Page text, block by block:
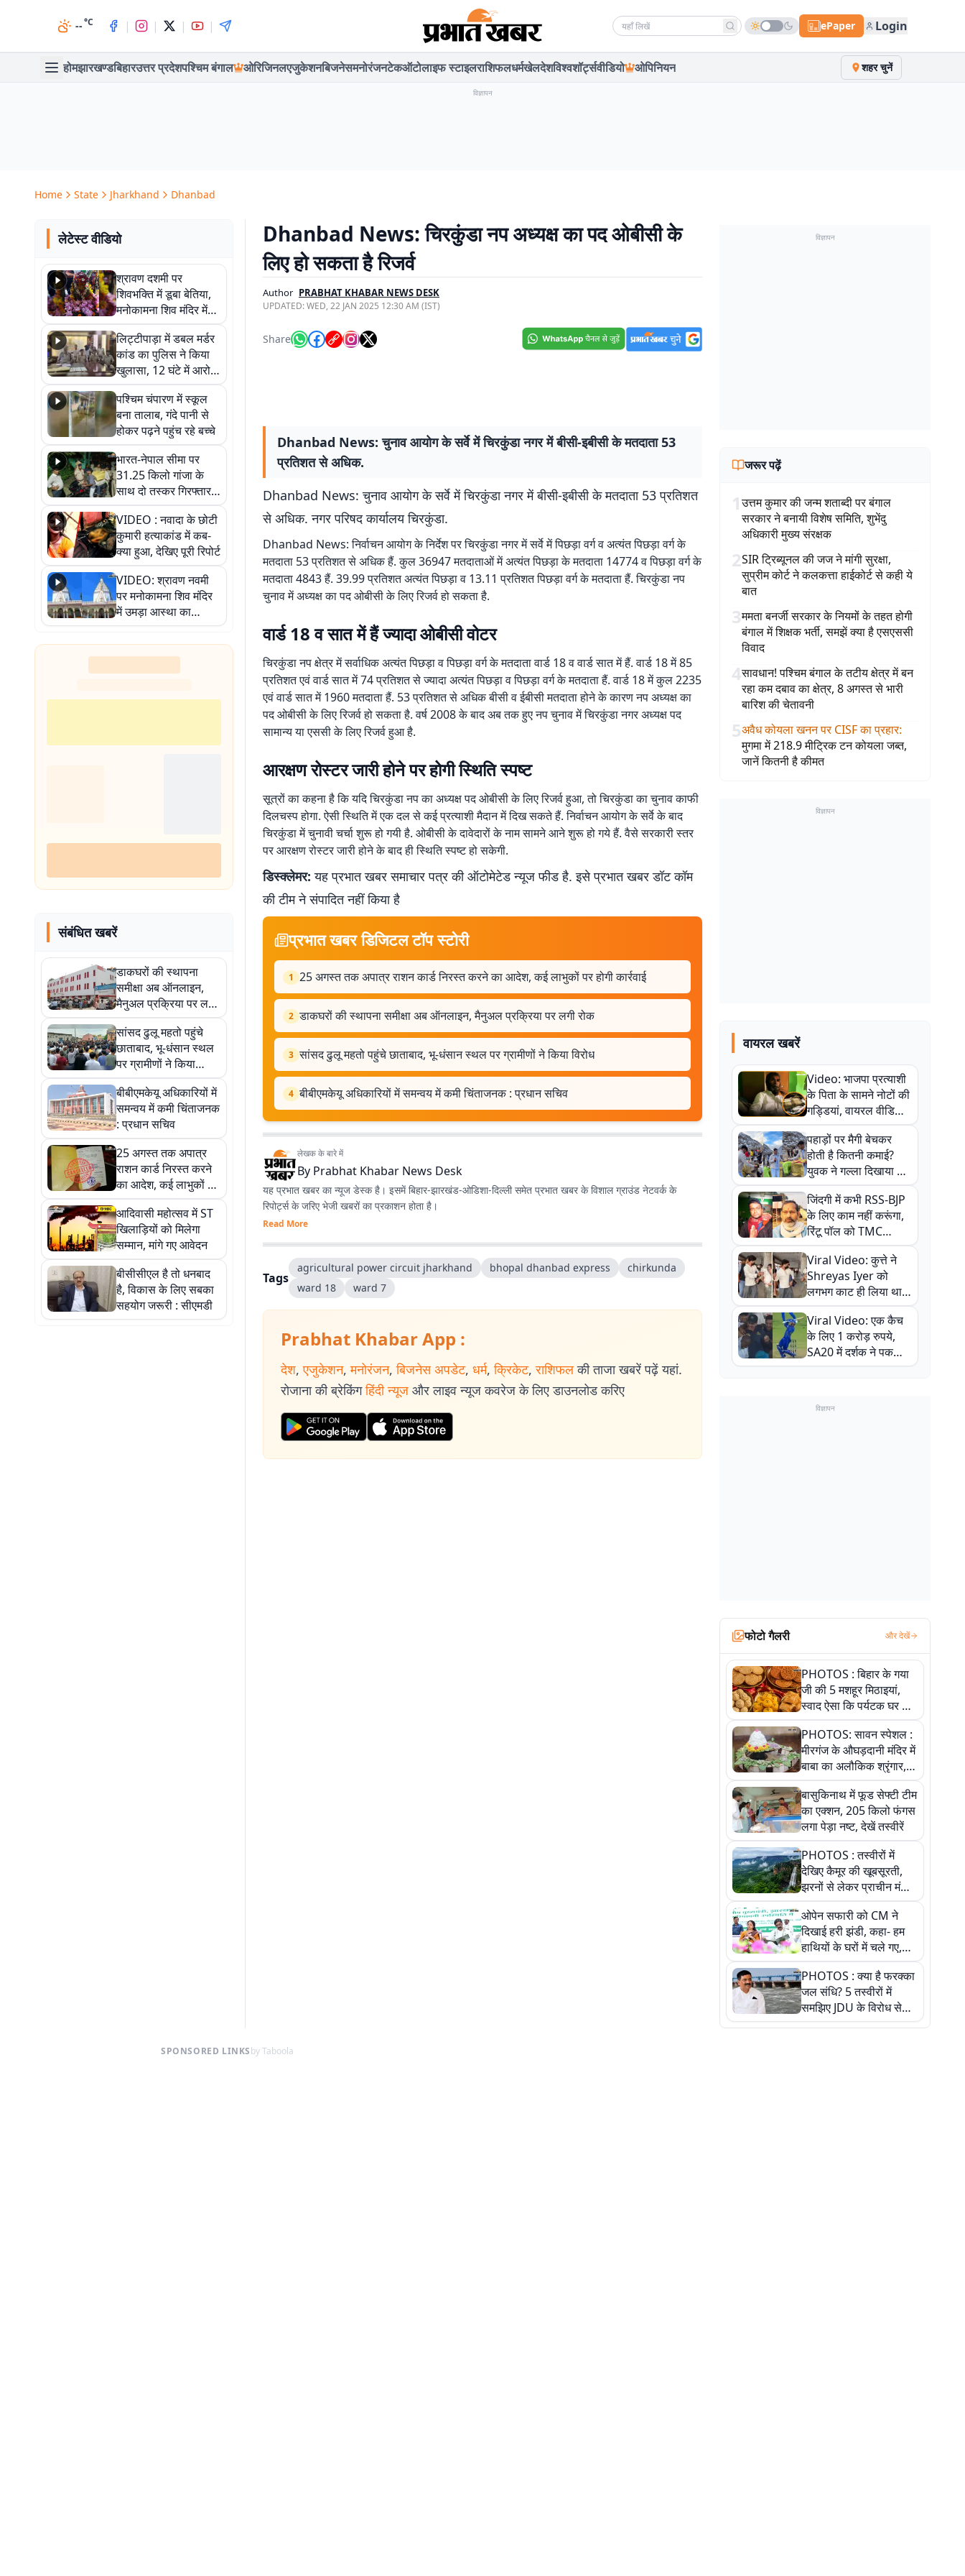
--°C | | | | Search news ePaper Login
होमझारखण्डबिहारउत्तर प्रदेशपश्चिम बंगाल ओरिजिनलएजुकेशनबिजनेसमनोरंजनटेकऑटोलाइफ स्टाइलराशिफलधर्मखेलदेशविश्वशॉर्ट्सवीडियो ओपिनियन शहर चुनें
विज्ञापन
Home State Jharkhand Dhanbad
लेटेस्ट वीडियो
श्रावण दशमी पर
शिवभक्ति में डूबा बेतिया,
मनोकामना शिव मंदिर में
हुआ भव्य श्रृंगार
लिट्टीपाड़ा में डबल मर्डर
कांड का पुलिस ने किया
खुलासा, 12 घंटे में आरोपी
गिरफ्तार
पश्चिम चंपारण में स्कूल
बना तालाब, गंदे पानी से
होकर पढ़ने पहुंच रहे बच्चे
भारत-नेपाल सीमा पर
31.25 किलो गांजा के
साथ दो तस्कर गिरफ्तार,
नेपाली नंबर की बाइक
जब्त
VIDEO : नवादा के छोटी
कुमारी हत्याकांड में कब-
क्या हुआ, देखिए पूरी रिपोर्ट
VIDEO: श्रावण नवमी
पर मनोकामना शिव मंदिर
में उमड़ा आस्था का
सैलाब, हर-हर महादेव के
जयघोष से गूंजा परिसर
संबंधित खबरें
डाकघरों की स्थापना
समीक्षा अब ऑनलाइन,
मैनुअल प्रक्रिया पर लगी
रोक
सांसद ढुलू महतो पहुंचे
छाताबाद, भू-धंसान स्थल
पर ग्रामीणों ने किया
विरोध
बीबीएमकेयू अधिकारियों में
समन्वय में कमी चिंताजनक
: प्रधान सचिव
25 अगस्त तक अपात्र
राशन कार्ड निरस्त करने
का आदेश, कई लाभुकों पर
होगी कार्रवाई
आदिवासी महोत्सव में ST
खिलाड़ियों को मिलेगा
सम्मान, मांगे गए आवेदन
बीसीसीएल है तो धनबाद
है, विकास के लिए सबका
सहयोग जरूरी : सीएमडी
Dhanbad News: चिरकुंडा नप अध्यक्ष का पद ओबीसी के
लिए हो सकता है रिजर्व
Author PRABHAT KHABAR NEWS DESK
UPDATED:WED, 22 JAN 2025 12:30 AM (IST)
Share
Dhanbad News: चुनाव आयोग के सर्वे में चिरकुंडा नगर में बीसी-इबीसी के मतदाता 53
प्रतिशत से अधिक.
Dhanbad News: चुनाव आयोग के सर्वे में चिरकुंडा नगर में बीसी-इबीसी के मतदाता 53 प्रतिशत
से अधिक. नगर परिषद कार्यालय चिरकुंडा.
Dhanbad News: निर्वाचन आयोग के निर्देश पर चिरकुंडा नगर में सर्वे में पिछड़ा वर्ग व अत्यंत पिछड़ा वर्ग के
मतदाता 53 प्रतिशत से अधिक हैं. कुल 36947 मतदाताओं में अत्यंत पिछड़ा के मतदाता 14774 व पिछड़ा वर्ग के
मतदाता 4843 हैं. 39.99 प्रतिशत अत्यंत पिछड़ा व 13.11 प्रतिशत पिछड़ा वर्ग के मतदाता हैं. चिरकुंडा नप
चुनाव में अध्यक्ष का पद ओबीसी के लिए रिजर्व हो सकता है.
वार्ड 18 व सात में हैं ज्यादा ओबीसी वोटर
चिरकुंडा नप क्षेत्र में सर्वाधिक अत्यंत पिछड़ा व पिछड़ा वर्ग के मतदाता वार्ड 18 व वार्ड सात में हैं. वार्ड 18 में 85
प्रतिशत एवं वार्ड सात में 74 प्रतिशत से ज्यादा अत्यंत पिछड़ा व पिछड़ा वर्ग के मतदाता हैं. वार्ड 18 में कुल 2235
एवं वार्ड सात में 1960 मतदाता हैं. 53 प्रतिशत से अधिक बीसी व ईबीसी मतदाता होने के कारण नप अध्यक्ष का
पद ओबीसी के लिए रिजर्व हो सकता है. वर्ष 2008 के बाद अब तक हुए नप चुनाव में चिरकुंडा नगर अध्यक्ष पद
सामान्य या एससी के लिए रिजर्व हुआ है.
आरक्षण रोस्टर जारी होने पर होगी स्थिति स्पष्ट
सूत्रों का कहना है कि यदि चिरकुंडा नप का अध्यक्ष पद ओबीसी के लिए रिजर्व हुआ, तो चिरकुंडा का चुनाव काफी
दिलचस्प होगा. ऐसी स्थिति में एक दल से कई प्रत्याशी मैदान में दिख सकते हैं. निर्वाचन आयोग के सर्वे के बाद
चिरकुंडा में चुनावी चर्चा शुरू हो गयी है. ओबीसी के दावेदारों के नाम सामने आने शुरू हो गये हैं. वैसे सरकारी स्तर
पर आरक्षण रोस्टर जारी होने के बाद ही स्थिति स्पष्ट हो सकेगी.
डिस्क्लेमर: यह प्रभात खबर समाचार पत्र की ऑटोमेटेड न्यूज फीड है. इसे प्रभात खबर डॉट कॉम
की टीम ने संपादित नहीं किया है
प्रभात खबर डिजिटल टॉप स्टोरी
1 25 अगस्त तक अपात्र राशन कार्ड निरस्त करने का आदेश, कई लाभुकों पर होगी कार्रवाई
2 डाकघरों की स्थापना समीक्षा अब ऑनलाइन, मैनुअल प्रक्रिया पर लगी रोक
3 सांसद ढुलू महतो पहुंचे छाताबाद, भू-धंसान स्थल पर ग्रामीणों ने किया विरोध
4 बीबीएमकेयू अधिकारियों में समन्वय में कमी चिंताजनक : प्रधान सचिव
लेखक के बारे में
By Prabhat Khabar News Desk
यह प्रभात खबर का न्यूज डेस्क है। इसमें बिहार-झारखंड-ओडिशा-दिल्‍ली समेत प्रभात खबर के विशाल ग्राउंड नेटवर्क के
रिपोर्ट्स के जरिए भेजी खबरों का प्रकाशन होता है।
Read More
Tags
agricultural power circuit jharkhand bhopal dhanbad express
chirkunda
ward 18
ward 7
Prabhat Khabar App :
देश, एजुकेशन, मनोरंजन, बिजनेस अपडेट, धर्म, क्रिकेट, राशिफल की ताजा खबरें पढ़ें यहां.
रोजाना की ब्रेकिंग हिंदी न्यूज और लाइव न्यूज कवरेज के लिए डाउनलोड करिए
विज्ञापन
जरूर पढ़ें
1उत्तम कुमार की जन्म शताब्दी पर बंगाल
सरकार ने बनायी विशेष समिति, शुभेंदु
अधिकारी मुख्य संरक्षक
2SIR ट्रिब्यूनल की जज ने मांगी सुरक्षा,
सुप्रीम कोर्ट ने कलकत्ता हाईकोर्ट से कही ये
बात
3ममता बनर्जी सरकार के नियमों के तहत होगी
बंगाल में शिक्षक भर्ती, समझें क्या है एसएससी
विवाद
4सावधान! पश्चिम बंगाल के तटीय क्षेत्र में बन
रहा कम दबाव का क्षेत्र, 8 अगस्त से भारी
बारिश की चेतावनी
5अवैध कोयला खनन पर CISF का प्रहार:
मुगमा में 218.9 मीट्रिक टन कोयला जब्त,
जानें कितनी है कीमत
विज्ञापन
वायरल खबरें
Video: भाजपा प्रत्याशी
के पिता के सामने नोटों की
गड्डियां, वायरल वीडियो
से राजनीति में उबाल,
अजित महतो बोले- TMC
की गंदी चाल
पहाड़ों पर मैगी बेचकर
होती है कितनी कमाई?
युवक ने गल्ला दिखाया तो
नौकरी वालों के खड़े हो गए
कान
जिंदगी में कभी RSS-BJP
के लिए काम नहीं करूंगा,
रिंटू पॉल को TMC
ऑफिस में ले जाकर पीटा,
Video वायरल
Viral Video: कुत्ते ने
Shreyas Iyer को
लगभग काट ही लिया था,
न्यूजीलैंड सीरीज से पहले
बाल-बाल बचे
Viral Video: एक कैच
के लिए 1 करोड़ रुपये,
SA20 में दर्शक ने पकड़ा
एक हाथ से गजब का कैच
विज्ञापन
फोटो गैलरी और देखें
PHOTOS : बिहार के गया
जी की 5 मशहूर मिठाइयां,
स्वाद ऐसा कि पर्यटक घर ले
जाना नहीं भूलते, तस्वीरों में
देखें
PHOTOS: सावन स्पेशल :
मीरगंज के औघड़दानी मंदिर में
बाबा का अलौकिक श्रृंगार,
तस्वीरों में देखें महादेव के कई
मनमोहक स्वरूप
बासुकिनाथ में फूड सेफ्टी टीम
का एक्शन, 205 किलो फंगस
लगा पेड़ा नष्ट, देखें तस्वीरें
PHOTOS : तस्वीरों में
देखिए कैमूर की खूबसूरती,
झरनों से लेकर प्राचीन मंदिरों
तक प्रकृति और आस्था का
अद्भुत संगम
ओपेन सफारी को CM ने
दिखाई हरी झंडी, कहा- हम
हाथियों के घरों में चले गए,
देखें तस्वीरें
PHOTOS : क्या है फरक्का
जल संधि? 5 तस्वीरों में
समझिए JDU के विरोध से
लेकर बिहार पर असर तक
SPONSORED LINKSby Taboola